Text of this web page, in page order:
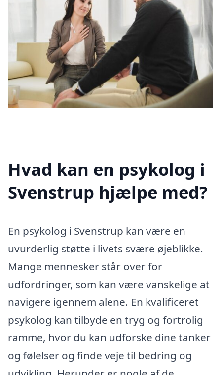
Hvad kan en psykolog i
Svenstrup hjælpe med?
En psykolog i Svenstrup kan være en
uvurderlig støtte i livets svære øjeblikke.
Mange mennesker står over for
udfordringer, som kan være vanskelige at
navigere igennem alene. En kvalificeret
psykolog kan tilbyde en tryg og fortrolig
ramme, hvor du kan udforske dine tanker
og følelser og finde veje til bedring og